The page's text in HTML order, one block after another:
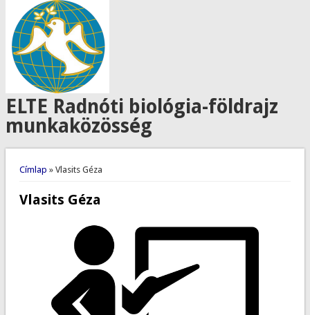
ELTE Radnóti biológia-földrajz
munkaközösség
Jelenlegi hely
Címlap » Vlasits Géza
Vlasits Géza